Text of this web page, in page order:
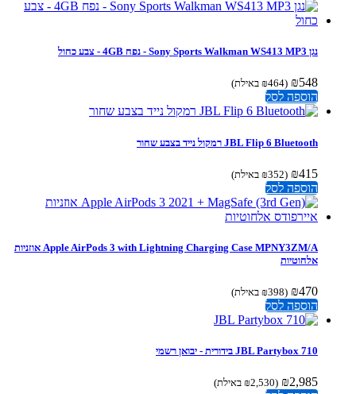
₪
(
₪ 464 באילת)
הוספה לסל
JBL Flip 6 Bluetooth רמקול נייד בצבע שחור
₪
(
₪ 352 באילת)
הוספה לסל
Apple AirPods 3 with Lightning Charging Case MPNY3ZM/A אוזניות
אלחוטיות
₪
(
₪ 398 באילת)
הוספה לסל
JBL Partybox 710 ‏בידורית - יבואן רשמי
₪2,985
(
₪2,530 באילת)